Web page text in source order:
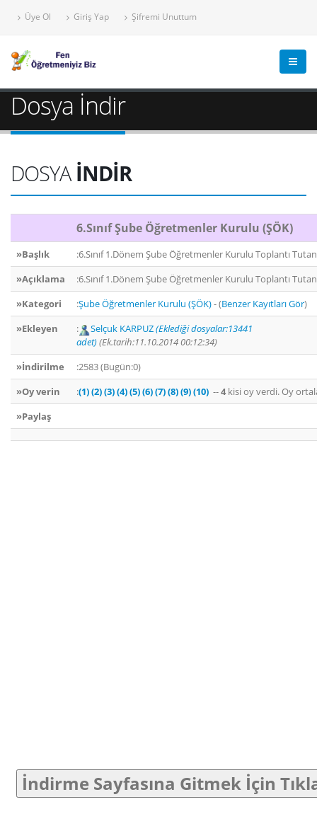
Üye Ol Giriş Yap Şifremi Unuttum
Dosya İndir
DOSYAİNDİR
6.Sınıf Şube Öğretmenler Kurulu (ŞÖK)
»Başlık
:6.Sınıf 1.Dönem Şube Öğretmenler Kurulu Toplantı
»Açıklama
:6.Sınıf 1.Dönem Şube Öğretmenler Kurulu Toplantı
»Kategori
:Şube Öğretmenler Kurulu (ŞÖK)- (Benzer Kayıtları Gör)
»Ekleyen
: Selçuk KARPUZ(Eklediği dosyalar:13441
adet)(Ek.tarih:11.10.2014 00:12:34)
»İndirilme
:2583 (Bugün:0)
»Oy verin
:(1)(2)(3)(4)(5)(6)(7)(8)(9)(10) --4kisi oy verdi. Oy
»Paylaş